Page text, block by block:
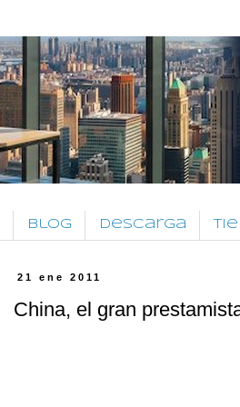
Blog Descarga
21 ene 2011
China, el gran